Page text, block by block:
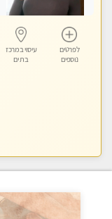
לפרטים
נוספים
עיסוי במרכז
בת ים